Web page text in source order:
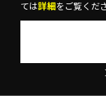
ては詳細 をご覧くだ